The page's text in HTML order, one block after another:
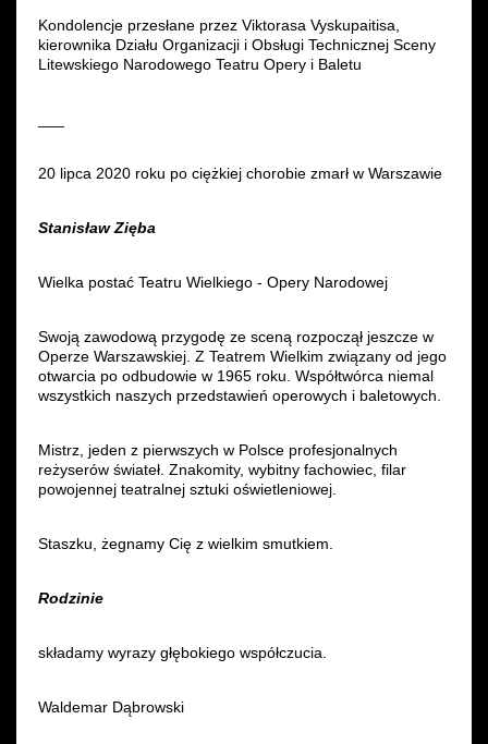
Kondolencje przesłane przez Viktorasa Vyskupaitisa,
kierownika Działu Organizacji i Obsługi Technicznej Sceny
Litewskiego Narodowego Teatru Opery i Baletu
20 lipca 2020 roku po ciężkiej chorobie zmarł w Warszawie
Stanisław Zięba
Wielka postać Teatru Wielkiego - Opery Narodowej
Swoją zawodową przygodę ze sceną rozpoczął jeszcze w
Operze Warszawskiej. Z Teatrem Wielkim związany od jego
otwarcia po odbudowie w 1965 roku. Współtwórca niemal
wszystkich naszych przedstawień operowych i baletowych.
Mistrz, jeden z pierwszych w Polsce profesjonalnych
reżyserów świateł. Znakomity, wybitny fachowiec, filar
powojennej teatralnej sztuki oświetleniowej.
Staszku, żegnamy Cię z wielkim smutkiem.
Rodzinie
składamy wyrazy głębokiego współczucia.
Waldemar Dąbrowski